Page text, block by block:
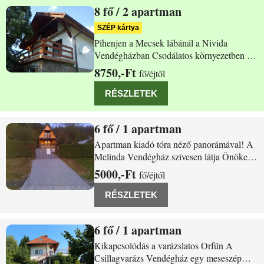
8 / 2 apartman
Orfű ˝D˝ szektor 33.
SZÉP kártya
Pihenjen a Mecsek lábánál a Nivida
Vendégházban Csodálatos környezetben a
Pécsi-tónál ház kiadó. Magánszálláshely.
Stéggel, csónakkal, horgászati
lehetősséggel. A házban 2 különálló
szinten, szintenként 2 szoba, TV,
8750,-Ft fő/éjtől
RÉSZLETEK
6 / 1 apartman
Orfű Hernam O.44
Apartman kiadó tóra néző panorámával! A
Melinda Vendégház szívesen látja Önöket
az idei évben is! Szolgáltatásaink az
alábbiakkal bővültek: Tv ,dvd, térkövezett
autóbejáró,homokozó, WIFI használat,
Kerékpár használat, Klíma, Hinta,
5000,-Ft fő/éjtől
RÉSZLETEK
6 / 1 apartman
Orfű Szőlő utca 16
Kikapcsolódás a varázslatos Orfűn A
Csillagvarázs Vendégház egy meseszép